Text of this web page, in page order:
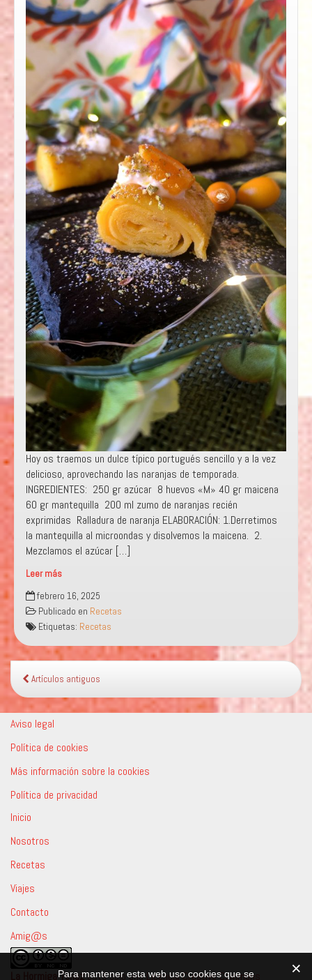
Hoy os traemos un dulce típico portugués sencillo y a la vez
delicioso, aprovechando las naranjas de temporada.
INGREDIENTES: 250 gr azúcar 8 huevos «M» 40 gr maicena
60 gr mantequilla 200 ml zumo de naranjas recién
exprimidas Ralladura de naranja ELABORACIÓN: 1.Derretimos
la mantequilla al microondas y disolvemos la maicena. 2.
Mezclamos el azúcar […]
Leer más
«TORTA
DE
LARANJA
PORTUGUESA»
febrero 16, 2025
Publicado en Recetas
Etiquetas: Recetas
Artículos antiguos
Aviso legal
Política de cookies
Más información sobre la cookies
Política de privacidad
Inicio
Nosotros
Recetas
Viajes
Contacto
Amig@s
La Hormiga Tenazestá bajo una Licencia Creative Commons
Para mantener esta web uso cookies que se